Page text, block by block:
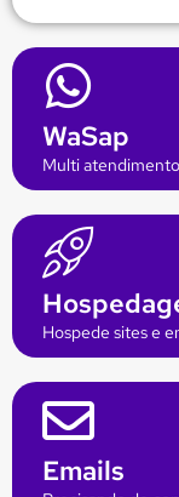
WaSap
Multi
Hospede sites e
Emails